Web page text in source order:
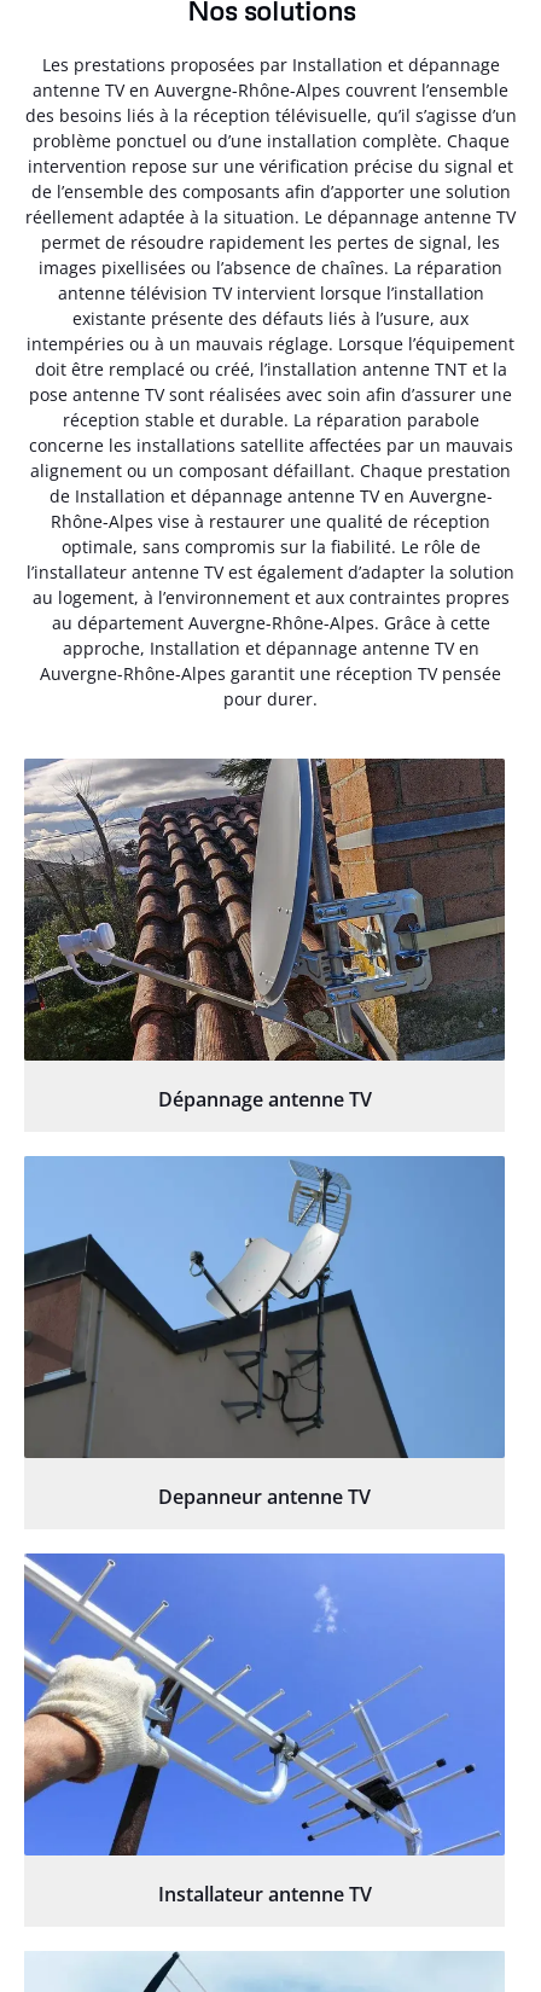
Nos solutions
Les prestations proposées par Installation et dépannage
antenne TV en Auvergne-Rhône-Alpes couvrent l’ensemble
des besoins liés à la réception télévisuelle, qu’il s’agisse d’un
problème ponctuel ou d’une installation complète. Chaque
intervention repose sur une vérification précise du signal et
de l’ensemble des composants afin d’apporter une solution
réellement adaptée à la situation. Le dépannage antenne TV
permet de résoudre rapidement les pertes de signal, les
images pixellisées ou l’absence de chaînes. La réparation
antenne télévision TV intervient lorsque l’installation
existante présente des défauts liés à l’usure, aux
intempéries ou à un mauvais réglage. Lorsque l’équipement
doit être remplacé ou créé, l’installation antenne TNT et la
pose antenne TV sont réalisées avec soin afin d’assurer une
réception stable et durable. La réparation parabole
concerne les installations satellite affectées par un mauvais
alignement ou un composant défaillant. Chaque prestation
de Installation et dépannage antenne TV en Auvergne-
Rhône-Alpes vise à restaurer une qualité de réception
optimale, sans compromis sur la fiabilité. Le rôle de
l’installateur antenne TV est également d’adapter la solution
au logement, à l’environnement et aux contraintes propres
au département Auvergne-Rhône-Alpes. Grâce à cette
approche, Installation et dépannage antenne TV en
Auvergne-Rhône-Alpes garantit une réception TV pensée
pour durer.
Dépannage antenne TV
Depanneur antenne TV
Installateur antenne TV